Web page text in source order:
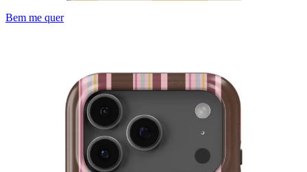
Bem me quer